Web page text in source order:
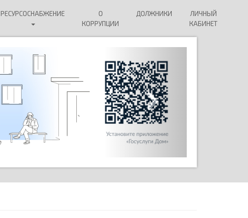
РЕСУРСОСНАБЖЕНИЕ
О
КОРРУПЦИИ
ДОЛЖНИКИ
ЛИЧНЫЙ
КАБИНЕТ